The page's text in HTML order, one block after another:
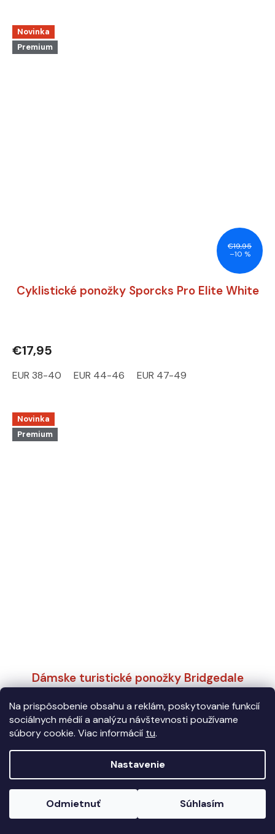
Na prispôsobenie obsahu a reklám, poskytovanie funkcií
sociálnych médií a analýzu návštevnosti používame
súbory cookie. Viac informácií tu.
Nastavenie
Odmietnuť Súhlasím
Novinka
Premium
€19,95
–10 %
Cyklistické ponožky Sporcks Pro Elite White
€17,95
EUR 38-40 EUR 44-46 EUR 47-49
Novinka
Premium
Dámske turistické ponožky Bridgedale
€24,95
EUR 41-43
Novinka